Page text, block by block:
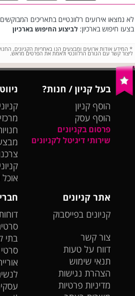
לא נמצאו אירועים רלוונטיים בתאריכים
בצעו חיפוש בארכיון: לביצוע החיפוש בארכיון
* המידע אודות ארועים ומבצעים הנו באחריות הקניונים,
ליצור קשר עם הגורם הרלוונטי ולאמת את הפרטים מראש.
בעל קניון / חנות?
הוסף קניון
הוסף עסק
פרסום בקניונים
שירותי דיגיטל לקניונים
אוכל
אתר קניונים
קניונים בפייסבוק
צור קשר
דווח על טעות
תנאי שימוש
הצהרת נגישות
מדיניות פרטיות
בתי